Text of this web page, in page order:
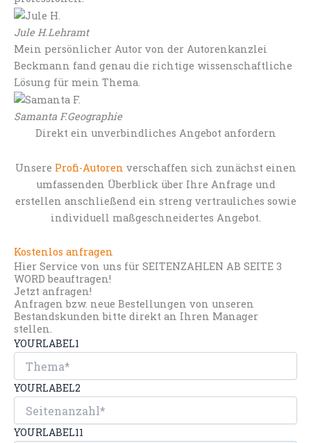
Jule H.Lehramt
Mein persönlicher Autor von der Autorenkanzlei
Beckmann fand genau die richtige wissenschaftliche
Lösung für mein Thema.
Samanta F.Geographie
Direkt ein unverbindliches Angebot anfordern
Unsere Profi-Autoren verschaffen sich zunächst einen
umfassenden Überblick über Ihre Anfrage und
erstellen anschließend ein streng vertrauliches sowie
individuell maßgeschneidertes Angebot.
Kostenlos anfragen
Hier Service von uns für SEITENZAHLEN AB SEITE 3
WORD beauftragen!
Jetzt anfragen!
Anfragen bzw. neue Bestellungen von unseren
Bestandskunden bitte direkt an Ihren Manager
stellen.
YOURLABEL1
YOURLABEL2
YOURLABEL11